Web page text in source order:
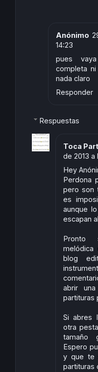
Anónimo
14:23
pues
completa
nada claro
Responder
Respuestas
Toca
de 2013 a
Hey
Perdona
pero son
es
aunque
escapan
Pronto
blog
abrir
partituras
Si abres
otra
tamaño
Espero
y que te
partituras